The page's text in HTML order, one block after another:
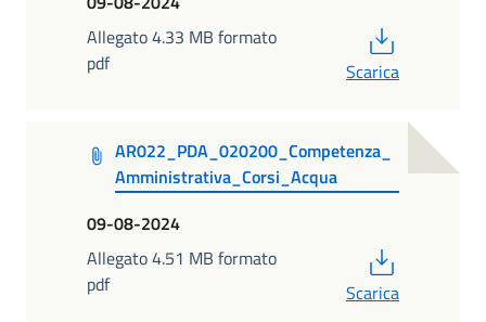
Allegato 4.33 MB formato
pdf
Scarica
AR022_PDA_020200_Competenza_
Amministrativa_Corsi_Acqua
09-08-2024
Allegato 4.51 MB formato
pdf
Scarica